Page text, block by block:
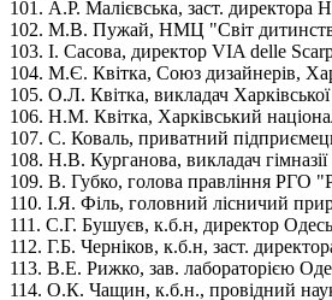
101. А.Р. Малієвська, заст.
102. М.В. Пужай, НМЦ "Світ
103. І. Сасова, директор VIA delle
104. М.Є. Квітка, Союз дизайнерів,
105. О.Л. Квітка, викладач
106. Н.М. Квітка, Харківський
107. С. Коваль, приватний
108. Н.В. Курганова, викладач
109. В. Губко, голова правління РГО
110. І.Я. Філь, головний лісничий
111. С.Г. Бушуєв, к.б.н, директор
112. Г.Б. Черніков, к.б.н, заст.
113. В.Е. Рижко, зав. лабораторією
114. О.К. Чащин, к.б.н., провідний